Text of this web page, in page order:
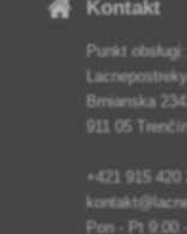
Kontakt
Punkt obsługi:
Brnianska 2343
911 05
+421 915 420
Pon - Pt 9:00